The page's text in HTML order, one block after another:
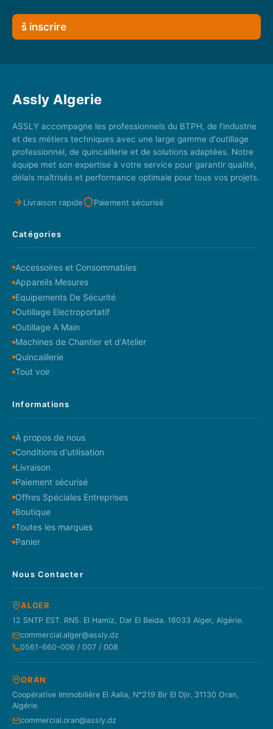
š inscrire
Assly Algerie
ASSLY accompagne les professionnels du BTPH, de l'industrie
et des métiers techniques avec une large gamme d'outillage
professionnel, de quincaillerie et de solutions adaptées. Notre
équipe met son expertise à votre service pour garantir qualité,
délais maîtrisés et performance optimale pour tous vos projets.
Livraison rapide Paiement sécurisé
Catégories
Accessoires et Consommables
Appareils Mesures
Equipements De Sécurité
Outillage Electroportatif
Outillage A Main
Machines de Chantier et d'Atelier
Quincaillerie
Tout voir
Informations
À propos de nous
Conditions d'utilisation
Livraison
Paiement sécurisé
Offres Spéciales Entreprises
Boutique
Toutes les marques
Panier
Nous Contacter
ALGER
12 SNTP EST. RN5. El Hamiz, Dar El Beida. 16033 Alger, Algérie.
commercial.alger@assly.dz
0561-660-006 / 007 / 008
ORAN
Coopérative Immobilière El Aalia, N°219 Bir El Djir. 31130 Oran,
Algérie.
commercial.oran@assly.dz